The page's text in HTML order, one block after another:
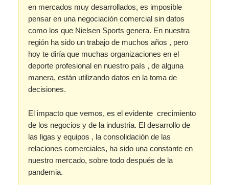
en mercados muy desarrollados, es imposible
pensar en una negociación comercial sin datos
como los que Nielsen Sports genera. En nuestra
región ha sido un trabajo de muchos años , pero
hoy te diría que muchas organizaciones en el
deporte profesional en nuestro país , de alguna
manera, están utilizando datos en la toma de
decisiones.
El impacto que vemos, es el evidente crecimiento
de los negocios y de la industria. El desarrollo de
las ligas y equipos , la consolidación de las
relaciones comerciales, ha sido una constante en
nuestro mercado, sobre todo después de la
pandemia.